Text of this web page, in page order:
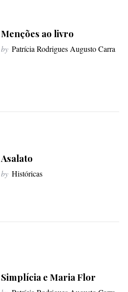
Menções ao livro
by Patrícia Rodrigues Augusto Carra
Asalato
by Históricas
Simplícia e Maria Flor